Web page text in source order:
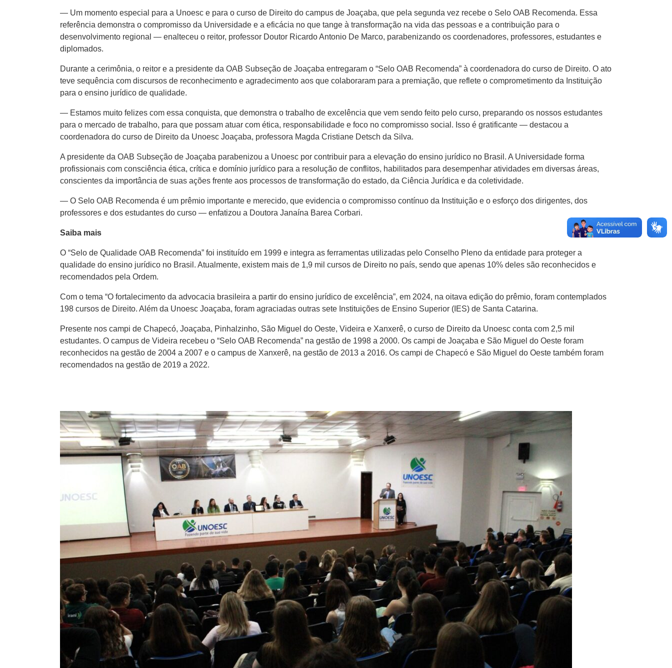
— Um momento especial para a Unoesc e para o curso de Direito do campus de Joaçaba, que pela segunda vez recebe o Selo OAB Recomenda. Essa
referência demonstra o compromisso da Universidade e a eficácia no que tange à transformação na vida das pessoas e a contribuição para o
desenvolvimento regional — enalteceu o reitor, professor Doutor Ricardo Antonio De Marco, parabenizando os coordenadores, professores, estudantes e
diplomados.
Durante a cerimônia, o reitor e a presidente da OAB Subseção de Joaçaba entregaram o “Selo OAB Recomenda” à coordenadora do curso de Direito. O ato
teve sequência com discursos de reconhecimento e agradecimento aos que colaboraram para a premiação, que reflete o comprometimento da Instituição
para o ensino jurídico de qualidade.
— Estamos muito felizes com essa conquista, que demonstra o trabalho de excelência que vem sendo feito pelo curso, preparando os nossos estudantes
para o mercado de trabalho, para que possam atuar com ética, responsabilidade e foco no compromisso social. Isso é gratificante — destacou a
coordenadora do curso de Direito da Unoesc Joaçaba, professora Magda Cristiane Detsch da Silva.
A presidente da OAB Subseção de Joaçaba parabenizou a Unoesc por contribuir para a elevação do ensino jurídico no Brasil. A Universidade forma
profissionais com consciência ética, crítica e domínio jurídico para a resolução de conflitos, habilitados para desempenhar atividades em diversas áreas,
conscientes da importância de suas ações frente aos processos de transformação do estado, da Ciência Jurídica e da coletividade.
— O Selo OAB Recomenda é um prêmio importante e merecido, que evidencia o compromisso contínuo da Instituição e o esforço dos dirigentes, dos
professores e dos estudantes do curso — enfatizou a Doutora Janaína Barea Corbari.
Saiba mais
O “Selo de Qualidade OAB Recomenda” foi instituído em 1999 e integra as ferramentas utilizadas pelo Conselho Pleno da entidade para proteger a
qualidade do ensino jurídico no Brasil. Atualmente, existem mais de 1,9 mil cursos de Direito no país, sendo que apenas 10% deles são reconhecidos e
recomendados pela Ordem.
Com o tema “O fortalecimento da advocacia brasileira a partir do ensino jurídico de excelência”, em 2024, na oitava edição do prêmio, foram contemplados
198 cursos de Direito. Além da Unoesc Joaçaba, foram agraciadas outras sete Instituições de Ensino Superior (IES) de Santa Catarina.
Presente nos campi de Chapecó, Joaçaba, Pinhalzinho, São Miguel do Oeste, Videira e Xanxerê, o curso de Direito da Unoesc conta com 2,5 mil
estudantes. O campus de Videira recebeu o “Selo OAB Recomenda” na gestão de 1998 a 2000. Os campi de Joaçaba e São Miguel do Oeste foram
reconhecidos na gestão de 2004 a 2007 e o campus de Xanxerê, na gestão de 2013 a 2016. Os campi de Chapecó e São Miguel do Oeste também foram
recomendados na gestão de 2019 a 2022.